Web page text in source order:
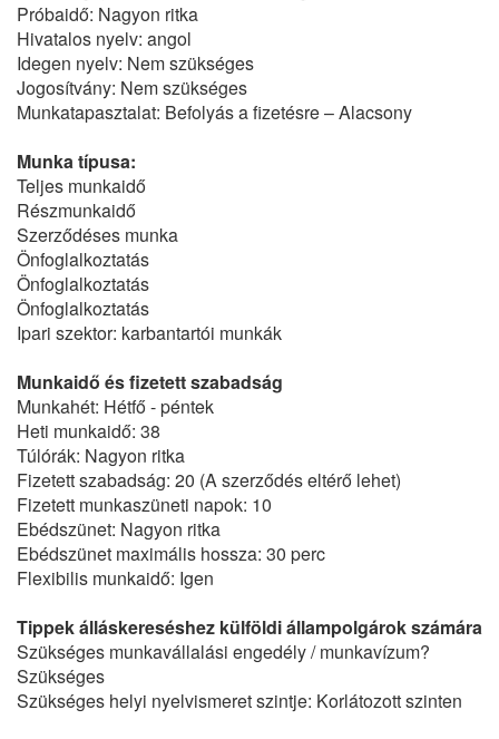
Próbaidő: Nagyon ritka
Hivatalos nyelv: angol
Idegen nyelv: Nem szükséges
Jogosítvány: Nem szükséges
Munkatapasztalat: Befolyás a fizetésre – Alacsony
Munka típusa:
Teljes munkaidő
Részmunkaidő
Szerződéses munka
Önfoglalkoztatás
Önfoglalkoztatás
Önfoglalkoztatás
Ipari szektor: karbantartói munkák
Munkaidő és fizetett szabadság
Munkahét: Hétfő - péntek
Heti munkaidő: 38
Túlórák: Nagyon ritka
Fizetett szabadság: 20 (A szerződés eltérő lehet)
Fizetett munkaszüneti napok: 10
Ebédszünet: Nagyon ritka
Ebédszünet maximális hossza: 30 perc
Flexibilis munkaidő: Igen
Tippek álláskereséshez külföldi állampolgárok számára
Szükséges munkavállalási engedély / munkavízum?
Szükséges
Szükséges helyi nyelvismeret szintje: Korlátozott szinten